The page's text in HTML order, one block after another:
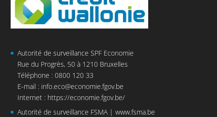
Autorité de surveillance SPF Economie
Rue du Progrès, 50 à 1210 Bruxelles
Téléphone : 0800 120 33
E-mail : info.eco@economie.fgov.be
Internet : https://economie.fgov.be/
Autorité de surveillance FSMA |www.fsma.be